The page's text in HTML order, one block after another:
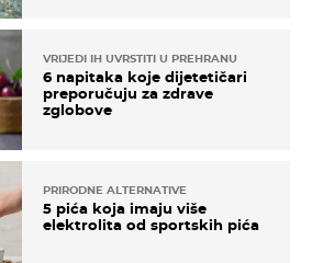
VRIJEDI IH UVRSTITI U PREHRANU
6 napitaka koje dijetetičari
preporučuju za zdrave
zglobove
PRIRODNE ALTERNATIVE
5 pića koja imaju više
elektrolita od sportskih pića